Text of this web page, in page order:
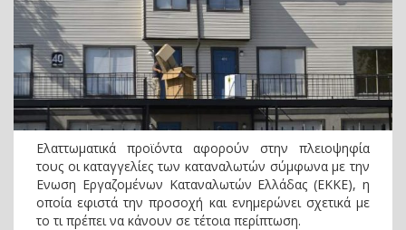
Ελαττωματικά προϊόντα αφορούν στην πλειοψηφία
τους οι καταγγελίες των καταναλωτών σύμφωνα με την
Ενωση Εργαζομένων Καταναλωτών Ελλάδας (ΕΚΚΕ), η
οποία εφιστά την προσοχή και ενημερώνει σχετικά με
το τι πρέπει να κάνουν σε τέτοια περίπτωση.